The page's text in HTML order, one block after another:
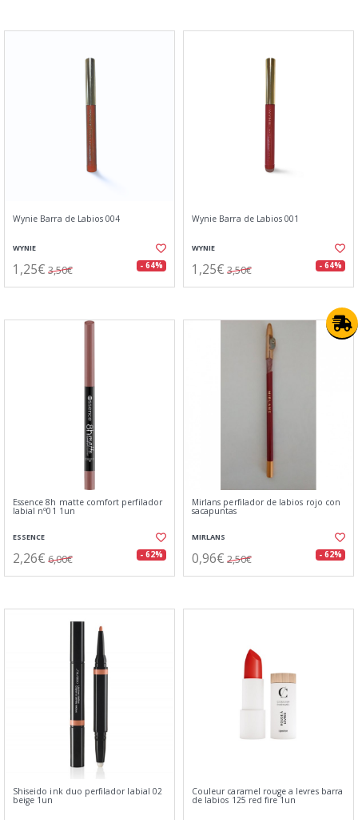
Wynie Barra de Labios 004
WYNIE
1,25€ 3,50€ - 64%
Wynie Barra de Labios 001
WYNIE
1,25€ 3,50€ - 64%
Essence 8h matte comfort perfilador
labial nº01 1un
ESSENCE
2,26€ 6,00€ - 62%
Mirlans perfilador de labios rojo con
sacapuntas
MIRLANS
0,96€ 2,50€ - 62%
Shiseido ink duo perfilador labial 02
beige 1un
Couleur caramel rouge a levres barra
de labios 125 red fire 1un